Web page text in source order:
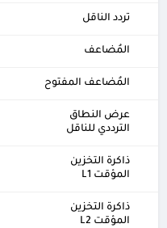
تردد الناقل
المُضاعف
المُضاعف المفتوح
عرض النطاق
الترددي للناقل
ذاكرة التخزين
المؤقت L1
ذاكرة التخزين
المؤقت L2